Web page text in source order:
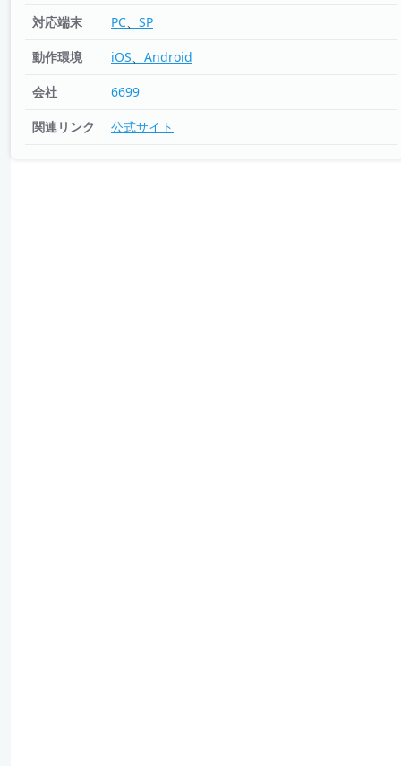
対応端末 PC SP
動作環境 iOS Android
会社 6699
関連リンク 公式サイト